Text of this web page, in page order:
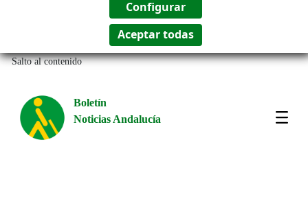
Salto al contenido
Boletín
Noticias Andalucía